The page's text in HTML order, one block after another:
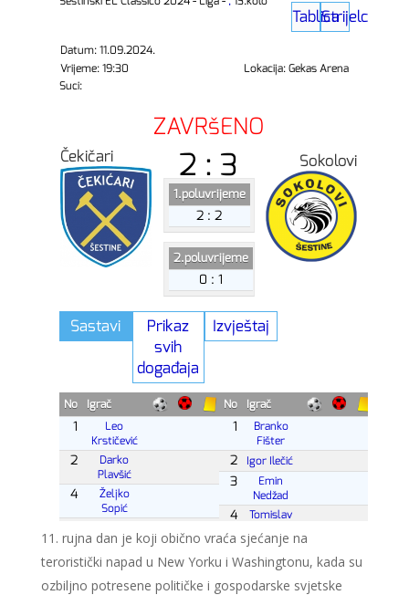
rujna dan je koji obično vraća sjećanje na
teroristički napad u New Yorku i Washingtonu, kada su
ozbiljno potresene političke i gospodarske svjetske